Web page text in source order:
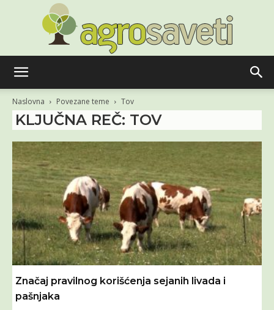
Naslovna Povezane teme Tov
KLJUČNA REČ: TOV
Značaj pravilnog korišćenja sejanih livada i
pašnjaka